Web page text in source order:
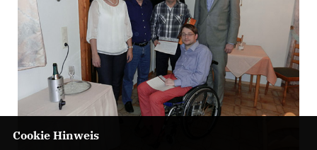
Cookie Hinweis